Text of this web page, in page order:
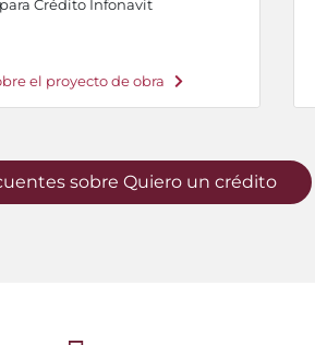
Crédito Infonavit
el proyecto de obra
sobre Quiero un crédito